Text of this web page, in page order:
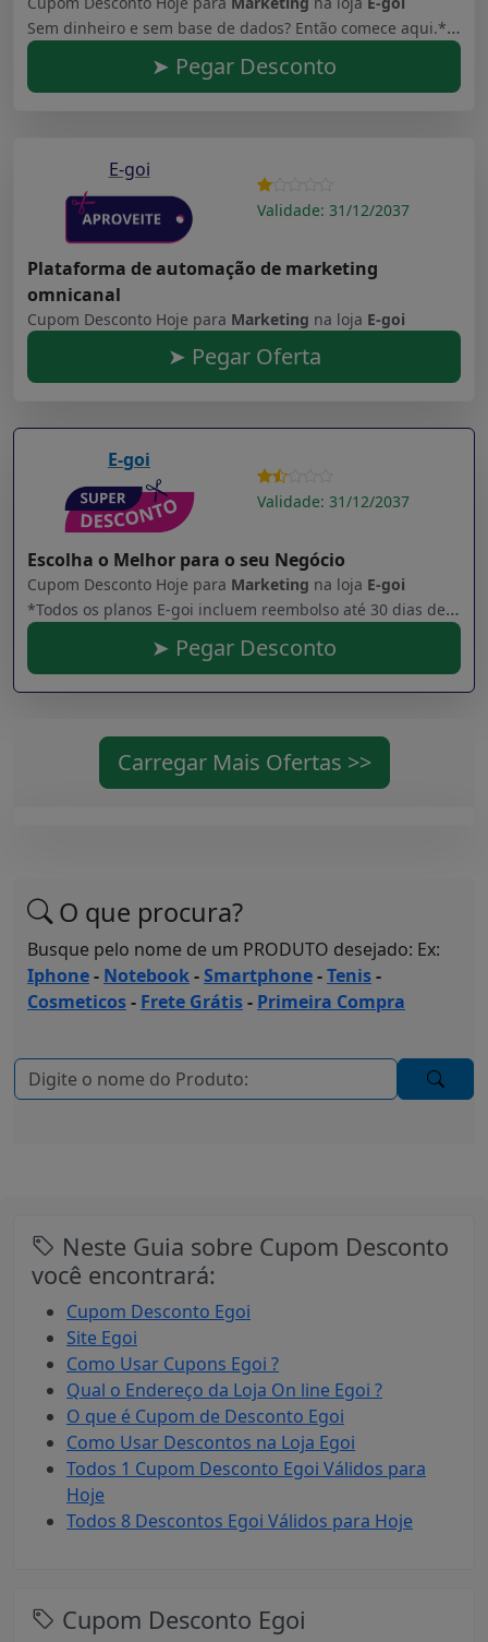
Sem dinheiro e sem base de dados? Então comece aqui.*Todos os planos E-goi incluem reembolso até 30 dias depois da compra. Consulte a nossa política de reembolso.
➤ Pegar Desconto
E-goi
Validade: 31/12/2037
Plataforma de automação de marketing
omnicanal
Cupom Desconto Hoje para Marketing na loja E-goi
➤ Pegar Oferta
E-goi
Validade: 31/12/2037
Escolha o Melhor para o seu Negócio
Cupom Desconto Hoje para Marketing na loja E-goi
*Todos os planos E-goi incluem reembolso até 30 dias depois da compra. Consulte a nossa política de reembolso.
➤ Pegar Desconto
Carregar Mais Ofertas >>
O que procura?
Busque pelo nome de um PRODUTO desejado: Ex:
Iphone- Notebook-Smartphone-Tenis-
Cosmeticos- Frete Grátis- Primeira Compra
Neste Guia sobre Cupom Desconto
você encontrará:
Cupom Desconto Egoi
Site Egoi
Como Usar Cupons Egoi ?
Qual o Endereço da Loja On line Egoi ?
O que é Cupom de Desconto Egoi
Como Usar Descontos na Loja Egoi
Todos 1 Cupom Desconto Egoi Válidos para
Hoje
Todos 8 Descontos Egoi Válidos para Hoje
Cupom Desconto Egoi